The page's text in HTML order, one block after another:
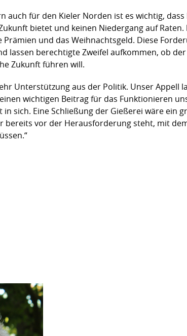
auch für den Kieler Norden ist es wichtig,
bietet und keinen Niedergang auf
Prämien und das Weihnachtsgeld. Diese
lassen berechtigte Zweifel aufkommen, ob
Zukunft führen will.
Unterstützung aus der Politik. Unser Appell
wichtigen Beitrag für das Funktionieren
sich. Eine Schließung der Gießerei wäre ein
bereits vor der Herausforderung steht, mit